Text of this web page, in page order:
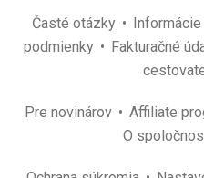
Časté otázky
podmienky
Fakturačné
Pre novinárov Affiliate
O